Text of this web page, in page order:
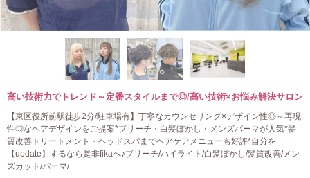
高い技術力でトレンド～定番スタイルまで◎/高い技術×お悩み解決サロン
【東区役所前駅徒歩2分/駐車場有】丁寧なカウンセリング×デザイン性◎～再現
性◎なヘアデザインをご提案*ブリーチ・白髪ぼかし・メンズパーマが人気*髪
質改善トリートメント・ヘッドスパまでヘアケアメニューも好評*自分を
【update】するなら是非fikaへ♪ブリーチ/ハイライト/白髪ぼかし/髪質改善/メン
ズカット/パーマ/